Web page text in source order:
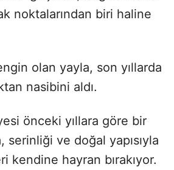
noktalarından biri haline
olan yayla, son yıllarda
nasibini aldı.
önceki yıllara göre bir
serinliği ve doğal yapısıyla
kendine hayran bırakıyor.